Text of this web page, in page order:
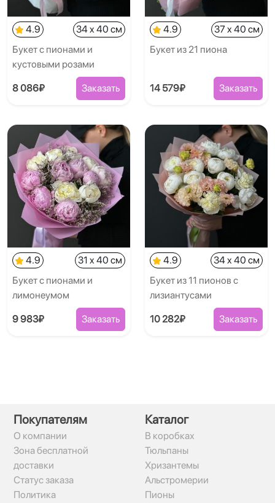
4.9
34 x 40 см
Букет с пионами и
кустовыми розами
8 086₽ Заказать
4.9
37 x 40 см
Букет из 21 пиона
14 579₽ Заказать
4.9
31 x 40 см
Букет с пионами и
лимонеумом
9 983₽ Заказать
4.9
34 x 40 см
Букет из 11 пионов с
лизиантусами
10 282₽ Заказать
Покупателям
О компании
Зона бесплатной
доставки
Статус заказа
Политика
Каталог
В коробках
Тюльпаны
Хризантемы
Альстромерии
Пионы